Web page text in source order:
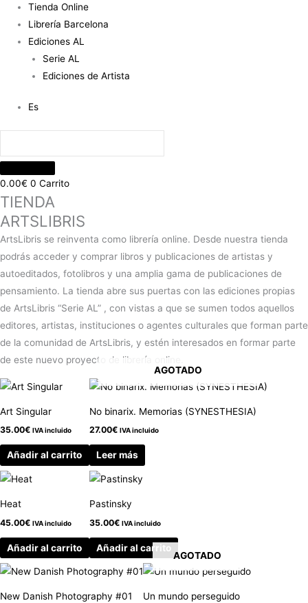
Tienda Online
Librería Barcelona
Ediciones AL
Serie AL
Ediciones de Artista
Es
0.00€ 0 Carrito
TIENDA
ARTSLIBRIS
ArtsLibris se reinventa como librería online. Desde nuestra tienda
podrás acceder y comprar libros y publicaciones de artistas y
autoeditados, fotolibros y una amplia gama de publicaciones de
pensamiento. La tienda abre sus puertas con las ediciones propias
de ArtsLibris “Serie AL” , con vistas a que se sumen todos aquellos
editores, artistas, instituciones o agentes culturales que forman parte
de la comunidad de ArtsLibris, y estén interesados en formar parte
de este nuevo proyecto de librería online.
Art Singular
35.00€ IVA incluido
Añadir al carrito
AGOTADO
No binarix. Memorias (SYNESTHESIA)
27.00€ IVA incluido
Leer más
Heat
45.00€ IVA incluido
Añadir al carrito
Pastinsky
35.00€ IVA incluido
Añadir al carrito
New Danish Photography #01
AGOTADO
Un mundo perseguido